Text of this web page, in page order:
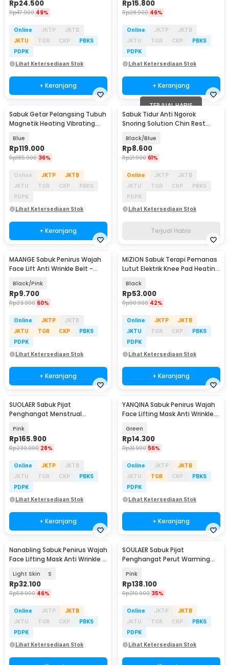
Rp24.500
Rp47.900 49%
Online JKTP
JKTB
JKTU
TGR CKP
PBKS
PDPK
Lihat Ketersediaan Stok
+ Keranjang
Rp15.800
Rp28.900 46%
Online JKTP
JKTB
JKTU
TGR CKP
PBKS
PDPK
Lihat Ketersediaan Stok
+ Keranjang
Sabuk Getar Pelangsing Tubuh
Magnetik Heating Vibrating
Blue
Rp119.000
Rp185.900 36%
Online JKTP
JKTB
JKTU
TGR CKP
PBKS
PDPK
Lihat Ketersediaan Stok
+ Keranjang
TERJUAL HABIS
Sabuk Tidur Anti Ngorok
Snoring Solution Chin Rest
Black/Blue
Rp8.600
Rp21.900 61%
Online JKTP
JKTB
JKTU
TGR CKP
PBKS
PDPK
Lihat Ketersediaan Stok
Terjual Habis
MAANGE Sabuk Penirus Wajah
Face Lift Anti Wrinkle Belt -
Black/Pink
Rp9.700
Rp23.900 60%
Online JKTP
JKTB
JKTU
TGR CKP
PBKS
PDPK
Lihat Ketersediaan Stok
+ Keranjang
MIZION Sabuk Terapi Pemanas
Lutut Elektrik Knee Pad Heating
Black
Rp53.000
Rp90.900 42%
Online JKTP
JKTB
JKTU
TGR CKP
PBKS
PDPK
Lihat Ketersediaan Stok
+ Keranjang
SUOLAER Sabuk Pijat
Penghangat Menstrual
Belt - AFS-2105
Pink
Rp165.900
Rp230.000 28%
Online JKTP
JKTB
JKTU
TGR CKP
PBKS
PDPK
Lihat Ketersediaan Stok
+ Keranjang
YANQINA Sabuk Penirus Wajah
Face Lifting Mask Anti Wrinkle
Green
Rp14.300
Rp31.900 56%
Online JKTP
JKTB
JKTU
TGR CKP
PBKS
PDPK
Lihat Ketersediaan Stok
+ Keranjang
Nanabling Sabuk Penirus Wajah
Face Lifting Mask Anti Wrinkle -
Light Skin S
Rp32.100
Rp58.900 46%
Online JKTP
JKTB
JKTU
TGR CKP
PBKS
PDPK
Lihat Ketersediaan Stok
SOULAER Sabuk Pijat
Penghangat Perut Warming
Pink
Rp138.100
Rp210.900 35%
Online JKTP
JKTB
JKTU
TGR CKP
PBKS
PDPK
Lihat Ketersediaan Stok